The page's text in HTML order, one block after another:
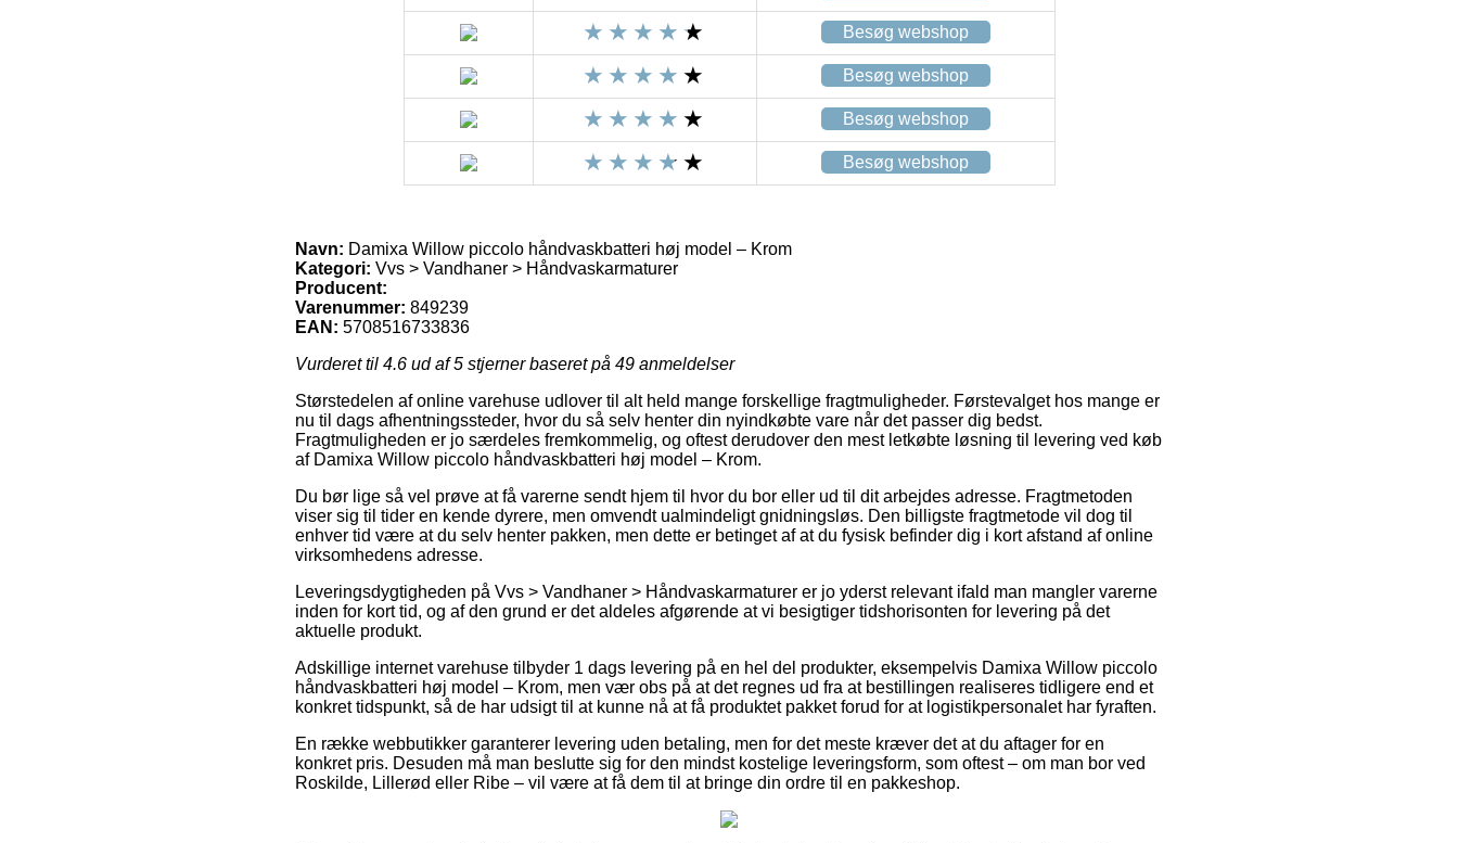
Besøg webshop
Besøg webshop
Besøg webshop
Besøg webshop
Navn: Damixa Willow piccolo håndvaskbatteri høj model – Krom
Kategori: Vvs > Vandhaner > Håndvaskarmaturer
Producent:
Varenummer: 849239
EAN: 5708516733836
Vurderet til 4.6 ud af 5 stjerner baseret på 49 anmeldelser
Størstedelen af online varehuse udlover til alt held mange forskellige fragtmuligheder. Førstevalget hos mange er
nu til dags afhentningssteder, hvor du så selv henter din nyindkøbte vare når det passer dig bedst.
Fragtmuligheden er jo særdeles fremkommelig, og oftest derudover den mest letkøbte løsning til levering ved køb
af Damixa Willow piccolo håndvaskbatteri høj model – Krom.
Du bør lige så vel prøve at få varerne sendt hjem til hvor du bor eller ud til dit arbejdes adresse. Fragtmetoden
viser sig til tider en kende dyrere, men omvendt ualmindeligt gnidningsløs. Den billigste fragtmetode vil dog til
enhver tid være at du selv henter pakken, men dette er betinget af at du fysisk befinder dig i kort afstand af online
virksomhedens adresse.
Leveringsdygtigheden på Vvs > Vandhaner > Håndvaskarmaturer er jo yderst relevant ifald man mangler varerne
inden for kort tid, og af den grund er det aldeles afgørende at vi besigtiger tidshorisonten for levering på det
aktuelle produkt.
Adskillige internet varehuse tilbyder 1 dags levering på en hel del produkter, eksempelvis Damixa Willow piccolo
håndvaskbatteri høj model – Krom, men vær obs på at det regnes ud fra at bestillingen realiseres tidligere end et
konkret tidspunkt, så de har udsigt til at kunne nå at få produktet pakket forud for at logistikpersonalet har fyraften.
En række webbutikker garanterer levering uden betaling, men for det meste kræver det at du aftager for en
konkret pris. Desuden må man beslutte sig for den mindst kostelige leveringsform, som oftest – om man bor ved
Roskilde, Lillerød eller Ribe – vil være at få dem til at bringe din ordre til en pakkeshop.